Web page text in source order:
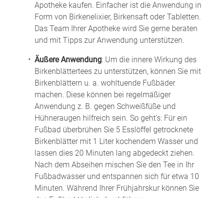
Apotheke kaufen. Einfacher ist die Anwendung in
Form von Birkenelixier, Birkensaft oder Tabletten.
Das Team Ihrer Apotheke wird Sie gerne beraten
und mit Tipps zur Anwendung unterstützen.
Äußere Anwendung: Um die innere Wirkung des
Birkenblättertees zu unterstützen, können Sie mit
Birkenblättern u. a. wohltuende Fußbäder
machen. Diese können bei regelmäßiger
Anwendung z. B. gegen Schweißfüße und
Hühneraugen hilfreich sein. So geht’s: Für ein
Fußbad überbrühen Sie 5 Esslöffel getrocknete
Birkenblätter mit 1 Liter kochendem Wasser und
lassen dies 20 Minuten lang abgedeckt ziehen.
Nach dem Abseihen mischen Sie den Tee in Ihr
Fußbadwasser und entspannen sich für etwa 10
Minuten. Während Ihrer Frühjahrskur können Sie